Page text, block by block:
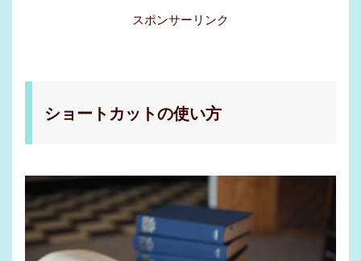
スポンサーリンク
ショートカットの使い方